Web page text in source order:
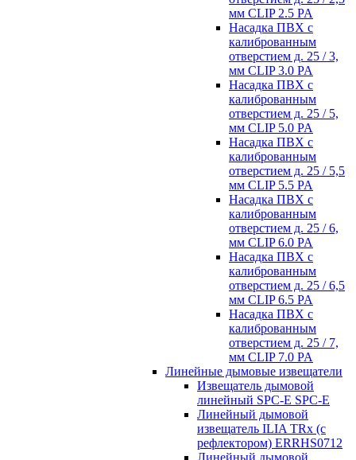
мм CLIP 2.5 PA
Насадка ПВХ с
калиброванным
отверстием д. 25 / 3,
мм CLIP 3.0 PA
Насадка ПВХ с
калиброванным
отверстием д. 25 / 5,
мм CLIP 5.0 PA
Насадка ПВХ с
калиброванным
отверстием д. 25 / 5,5
мм CLIP 5.5 PA
Насадка ПВХ с
калиброванным
отверстием д. 25 / 6,
мм CLIP 6.0 PA
Насадка ПВХ с
калиброванным
отверстием д. 25 / 6,5
мм CLIP 6.5 PA
Насадка ПВХ с
калиброванным
отверстием д. 25 / 7,
мм CLIP 7.0 PA
Линейные дымовые извещатели
Извещатель дымовой
линейный SPC-E SPC-E
Линейный дымовой
извещатель ILIA TRx (с
рефлектором) ERRHS0712
Линейный дымовой